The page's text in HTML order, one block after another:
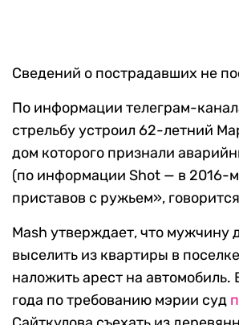
Сведений о пострадавших не
По информации телеграм-
стрельбу устроил 62-летний
дом которого признали
(по информации Shot — в 2016-
приставов с ружьем»,
Mash утверждает, что мужчину
выселить из квартиры в
наложить арест на автомобиль.
года по требованию мэрии суд